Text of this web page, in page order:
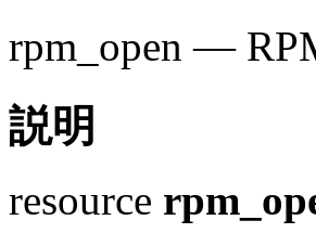
rpm_open —
説明
resource